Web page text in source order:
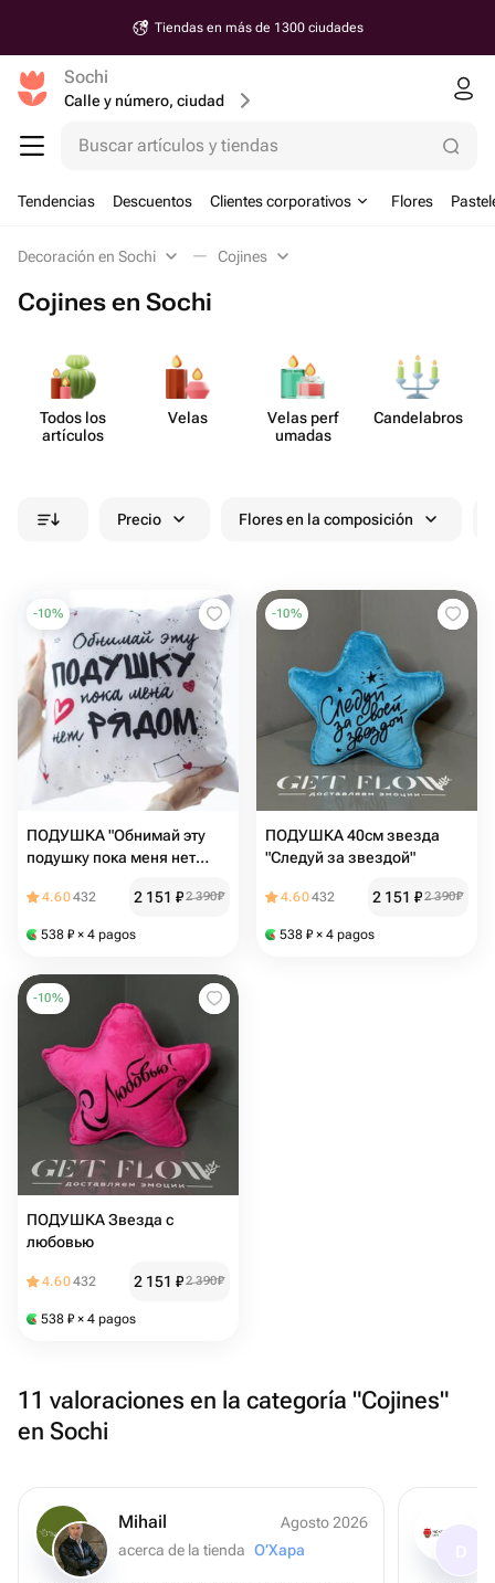
Tiendas en más de 1300 ciudades
Sochi
Calle y número, ciudad
Buscar artículos y tiendas
Tendencias Descuentos Clientes corporativos Flores
Decoración en Sochi Cojines
Cojines en Sochi
Todos los
artículos
Velas
Velas perf​
umadas
Cande​labros
Precio Flores en la composición
-10%
ПОДУШКА "Обнимай эту
подушку пока меня нет
4.60432 2 151 ₽2 390₽
538 ₽ × 4 pagos
-10%
ПОДУШКА 40см звезда
"Следуй за звездой"
4.60432 2 151 ₽2 390₽
538 ₽ × 4 pagos
-10%
ПОДУШКА Звезда с
любовью
4.60432 2 151 ₽2 390₽
538 ₽ × 4 pagos
11 valoraciones en la categoría "Cojines"
en Sochi
Mihail
Agosto 2026
acerca de la tienda О’Хара